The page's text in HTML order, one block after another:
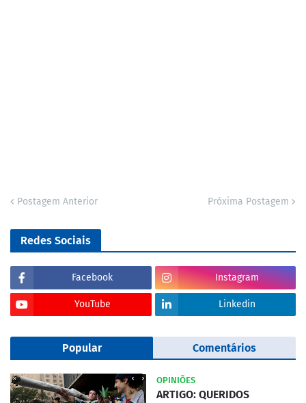
Postagem Anterior Próxima Postagem
Redes Sociais
Facebook Instagram
YouTube Linkedin
Popular Comentários
OPINIÕES
ARTIGO: QUERIDOS